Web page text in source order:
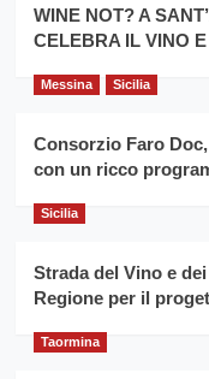
la
filiera
grano
per
il
anno
Franco
Caruso
WINE NOT? A
CELEBRA IL VINO
Messina Sicilia
Consorzio Faro
con un ricco
Sicilia
Strada del Vino e
Regione per il
Taormina